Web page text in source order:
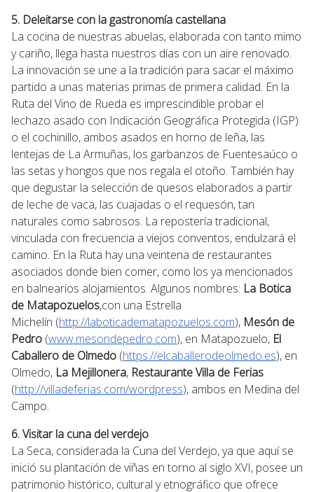
5. Deleitarse con la gastronomía castellana
La cocina de nuestras abuelas, elaborada con tanto mimo
y cariño, llega hasta nuestros días con un aire renovado.
La innovación se une a la tradición para sacar el máximo
partido a unas materias primas de primera calidad. En la
Ruta del Vino de Rueda es imprescindible probar el
lechazo asado con Indicación Geográfica Protegida (IGP)
o el cochinillo, ambos asados en horno de leña, las
lentejas de La Armuñas, los garbanzos de Fuentesaúco o
las setas y hongos que nos regala el otoño. También hay
que degustar la selección de quesos elaborados a partir
de leche de vaca, las cuajadas o el requesón, tan
naturales como sabrosos. La repostería tradicional,
vinculada con frecuencia a viejos conventos, endulzará el
camino. En la Ruta hay una veintena de restaurantes
asociados donde bien comer, como los ya mencionados
en balnearios alojamientos. Algunos nombres: La Botica
de Matapozuelos,con una Estrella
Michelín (http://laboticadematapozuelos.com), Mesón de
Pedro (www.mesondepedro.com), en Matapozuelo, El
Caballero de Olmedo (https://elcaballerodeolmedo.es), en
Olmedo, La Mejillonera, Restaurante Villa de Ferias
(http://villadeferias.com/wordpress), ambos en Medina del
Campo.
6. Visitar la cuna del verdejo
La Seca, considerada la Cuna del Verdejo, ya que aquí se
inició su plantación de viñas en torno al siglo XVI, posee un
patrimonio histórico, cultural y etnográfico que ofrece